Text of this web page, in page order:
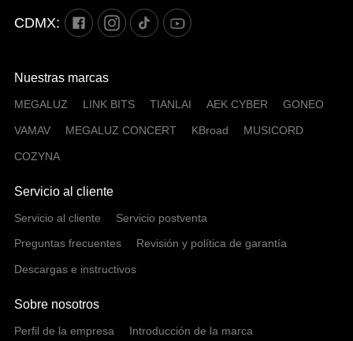
CDMX:
Nuestras marcas
MEGALUZ LINK BITS TIANLAI AEK CYBER GONEO
VAMAV MEGALUZ CONCERT KBroad MUSICORD
COZYNA
Servicio al cliente
Servicio al cliente Servicio postventa
Preguntas frecuentes Revisión y política de garantía
Descargas e instructivos
Sobre nosotros
Perfil de la empresa Introducción de la marca